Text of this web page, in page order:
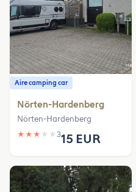
Aire camping car
Nörten-Hardenberg
Nörten-Hardenberg
★ ★ ★ ★ ★ 315 EUR